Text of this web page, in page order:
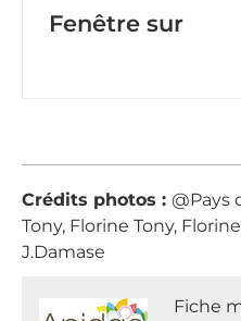
Fenêtre sur
Crédits photos : @Pays
Tony, Florine Tony,
J.Damase
Fiche